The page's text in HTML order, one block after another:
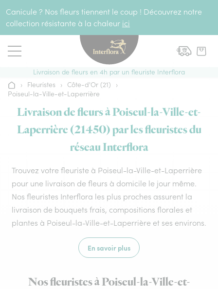
Canicule ? Nos fleurs tiennent le coup ! Découvrez notre
collection résistante à la chaleur ici
Livraison de fleurs en 4h par un fleuriste Interflora
Accueil
› Fleuristes › Côte-d'Or (21)
›
Poiseul-la-Ville-et-Laperrière
Livraison de fleurs à Poiseul-la-Ville-et-
Laperrière (21450) par les fleuristes du
réseau Interflora
Trouvez votre fleuriste à Poiseul-la-Ville-et-Laperrière
pour une livraison de fleurs à domicile le jour même.
Nos fleuristes Interflora les plus proches assurent la
livraison de bouquets frais, compositions florales et
plantes à Poiseul-la-Ville-et-Laperrière et ses environs.
En savoir plus
Nos fleuristes à Poiseul-la-Ville-et-